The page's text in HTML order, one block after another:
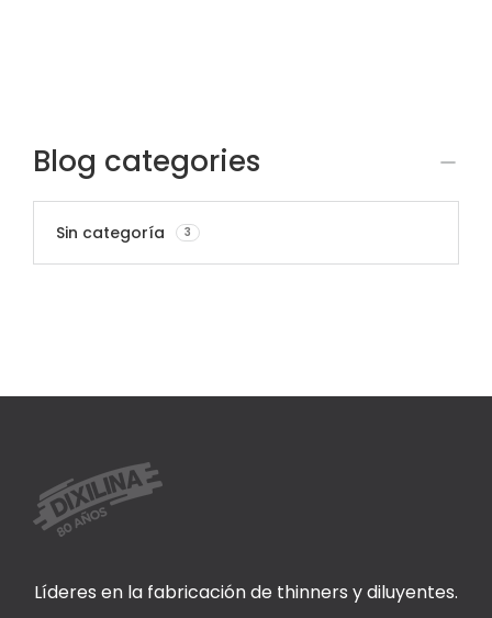
Blog categories
Sin categoría 3
Líderes en la fabricación de thinners y diluyentes.